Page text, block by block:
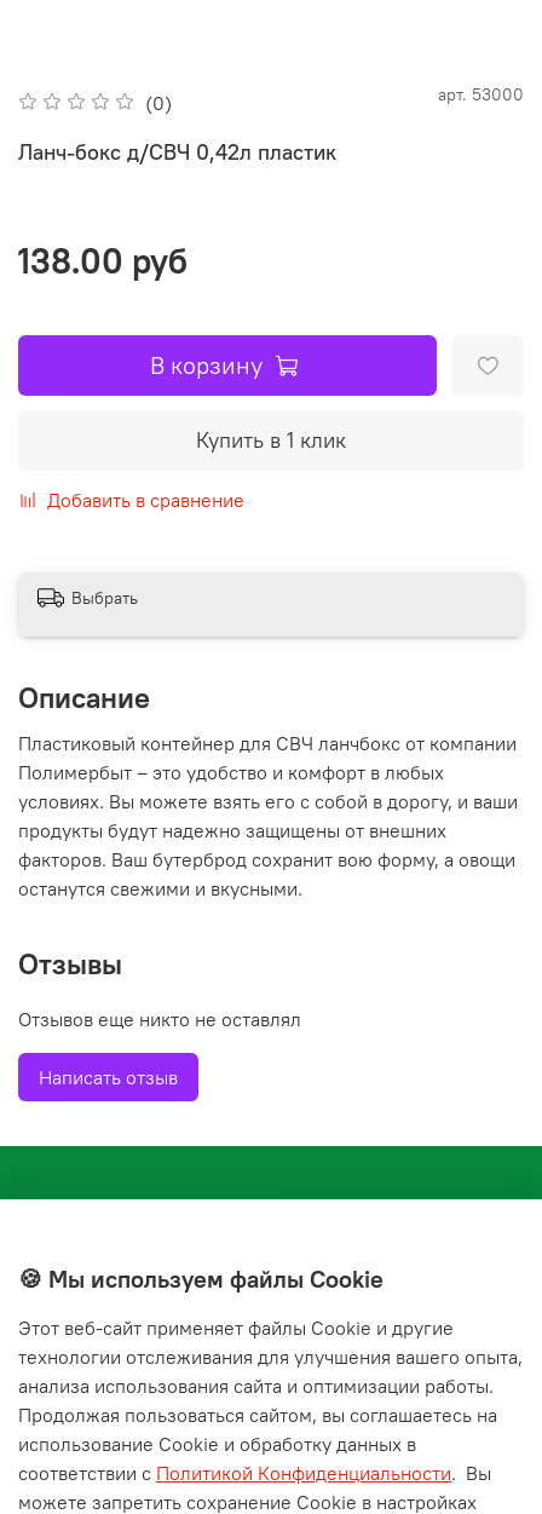
(0) арт. 53000
Ланч-бокс д/СВЧ 0,42л пластик
138.00 руб
В корзину
Купить в 1 клик
Добавить в сравнение
Выбрать
Описание
Пластиковый контейнер для СВЧ ланчбокс от компании
Полимербыт – это удобство и комфорт в любых
условиях. Вы можете взять его с собой в дорогу, и ваши
продукты будут надежно защищены от внешних
факторов. Ваш бутерброд сохранит вою форму, а овощи
останутся свежими и вкусными.
Отзывы
Отзывов еще никто не оставлял
Написать отзыв
+7(843) 210-20-24
Мы в соц. сетях
🍪 Мы используем файлы Cookie
Этот веб‑сайт применяет файлы Cookie и другие
технологии отслеживания для улучшения вашего опыта,
анализа использования сайта и оптимизации работы.
Продолжая пользоваться сайтом, вы соглашаетесь на
использование Cookie и обработку данных в
соответствии с Политикой Конфиденциальности. Вы
можете запретить сохранение Cookie в настройках